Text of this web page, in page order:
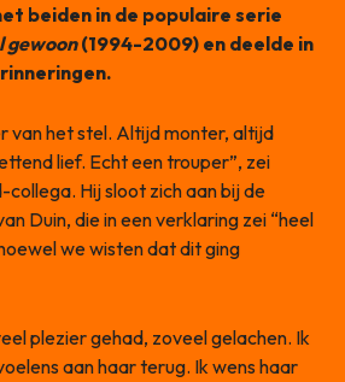
beiden in de populaire serie
gewoon(1994-2009) en deelde in
van het stel. Altijd monter, altijd
lief. Echt een trouper”, zei
collega. Hij sloot zich aan bij de
Duin, die in een verklaring zei “heel
we wisten dat dit ging
plezier gehad, zoveel gelachen. Ik
aan haar terug. Ik wens haar